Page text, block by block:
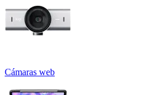
Cámaras web